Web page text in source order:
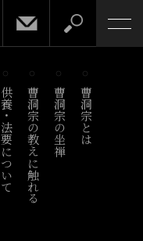
供養・法要について曹洞宗の教えに触れる 曹洞宗の坐禅 曹洞宗とは